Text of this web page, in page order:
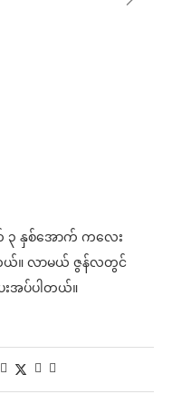
၃ နှစ်အောက် ကလေး
တယ်။ လာမယ် ဇွန်လတွင်
အပ်ပါတယ်။